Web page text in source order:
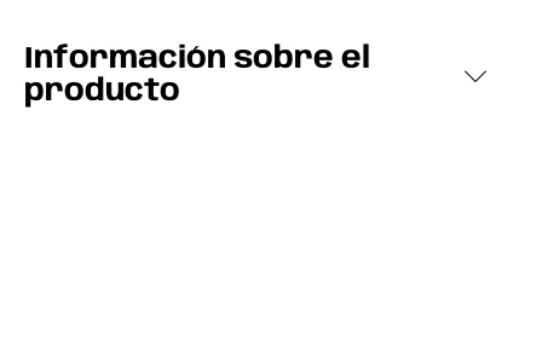
Información sobre el
producto